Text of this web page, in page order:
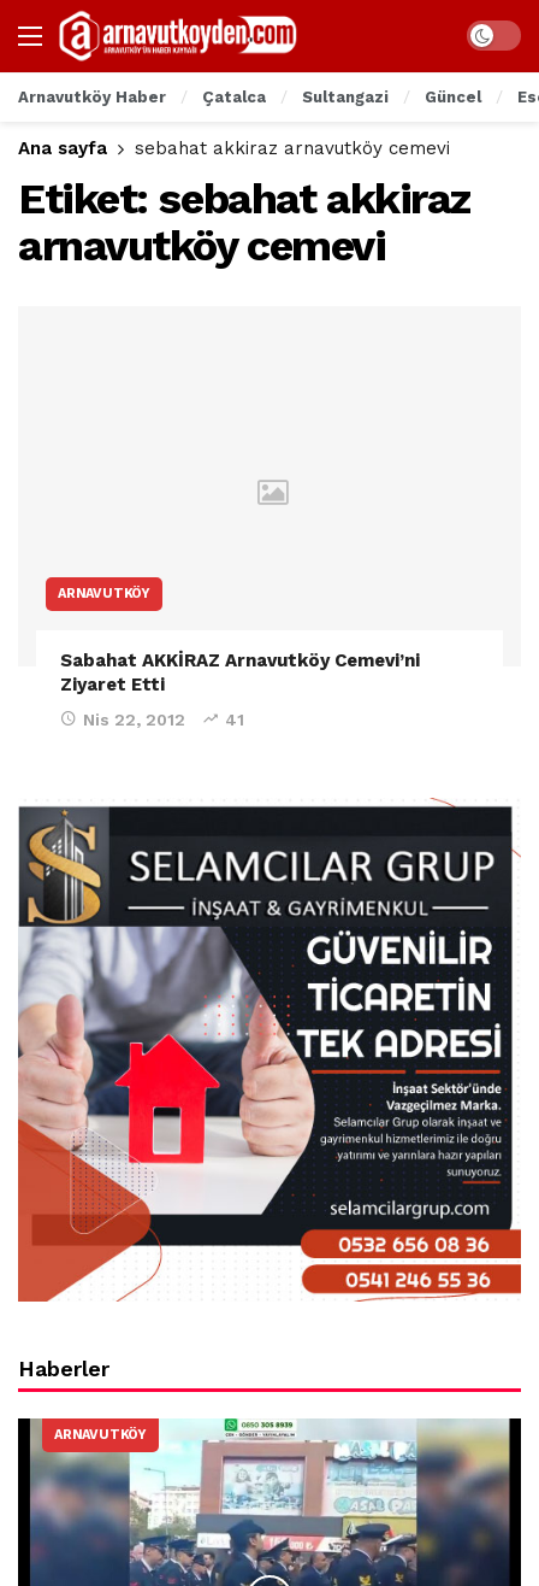
Arnavutköy Haber Çatalca Sultangazi Güncel
Ana sayfa sebahat akkiraz arnavutköy cemevi
Etiket: sebahat akkiraz
arnavutköy cemevi
ARNAVUTKÖY
Sabahat AKKİRAZ Arnavutköy Cemevi’ni
Ziyaret Etti
Nis 22, 2012 41
Haberler
ARNAVUTKÖY